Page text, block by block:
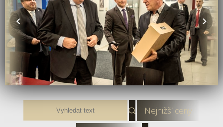
Nejnižší ceny